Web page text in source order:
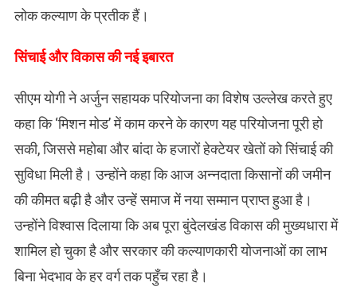
लोक कल्याण के प्रतीक हैं।
सिंचाई और विकास की नई इबारत
​सीएम योगी ने अर्जुन सहायक परियोजना का विशेष उल्लेख करते हुए
कहा कि ‘मिशन मोड’ में काम करने के कारण यह परियोजना पूरी हो
सकी, जिससे महोबा और बांदा के हजारों हेक्टेयर खेतों को सिंचाई की
सुविधा मिली है। उन्होंने कहा कि आज अन्नदाता किसानों की जमीन
की कीमत बढ़ी है और उन्हें समाज में नया सम्मान प्राप्त हुआ है।
उन्होंने विश्वास दिलाया कि अब पूरा बुंदेलखंड विकास की मुख्यधारा में
शामिल हो चुका है और सरकार की कल्याणकारी योजनाओं का लाभ
बिना भेदभाव के हर वर्ग तक पहुँच रहा है।